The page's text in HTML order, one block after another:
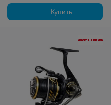
Купить